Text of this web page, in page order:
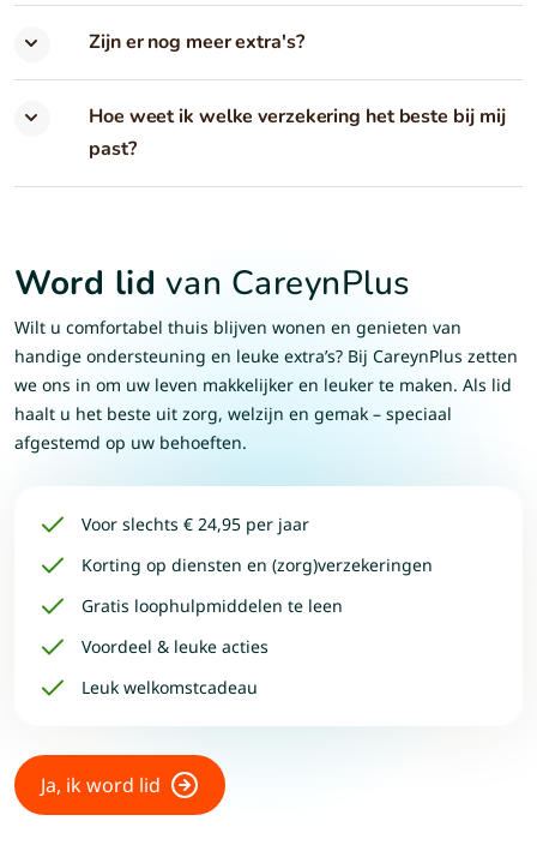
Zijn er nog meer extra's?
Hoe weet ik welke verzekering het beste bij mij
past?
Word lid van CareynPlus
Wilt u comfortabel thuis blijven wonen en genieten van
handige ondersteuning en leuke extra’s? Bij CareynPlus zetten
we ons in om uw leven makkelijker en leuker te maken. Als lid
haalt u het beste uit zorg, welzijn en gemak – speciaal
afgestemd op uw behoeften.
Voor slechts € 24,95 per jaar
Korting op diensten en (zorg)verzekeringen
Gratis loophulpmiddelen te leen
Voordeel & leuke acties
Leuk welkomstcadeau
Ja, ik word lid